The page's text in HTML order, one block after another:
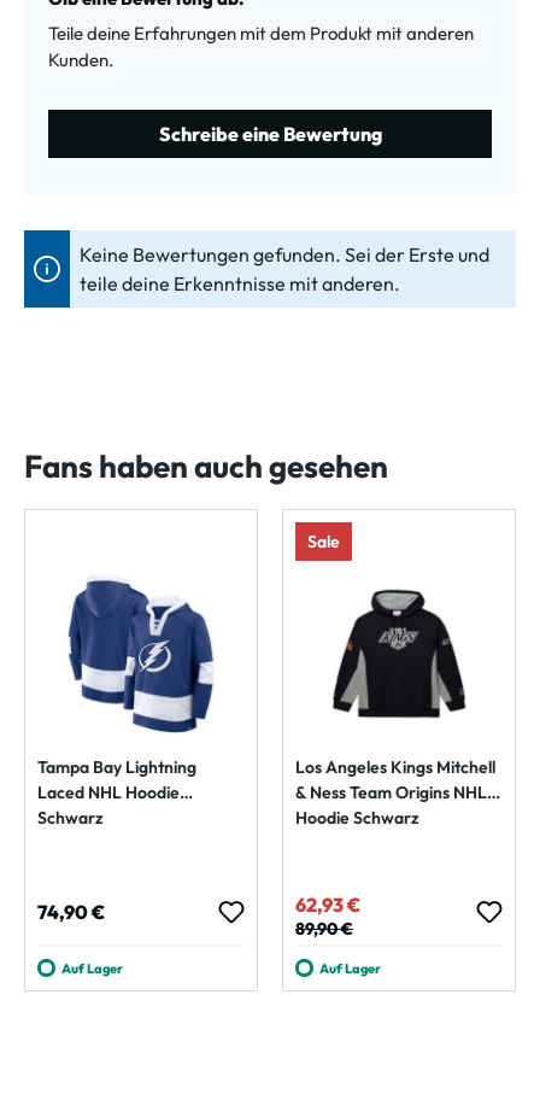
Teile deine Erfahrungen mit dem Produkt mit anderen
Kunden.
Schreibe eine Bewertung
Keine Bewertungen gefunden. Sei der Erste und
teile deine Erkenntnisse mit anderen.
Fans haben auch gesehen
Tampa Bay Lightning
Laced NHL Hoodie
Schwarz
Regulärer Preis:
74,90 €
Auf Lager
Sale
Los Angeles Kings Mitchell
& Ness Team Origins NHL
Hoodie Schwarz
Verkaufspreis:
62,93 €
Regulärer Preis:
89,90 €
Auf Lager